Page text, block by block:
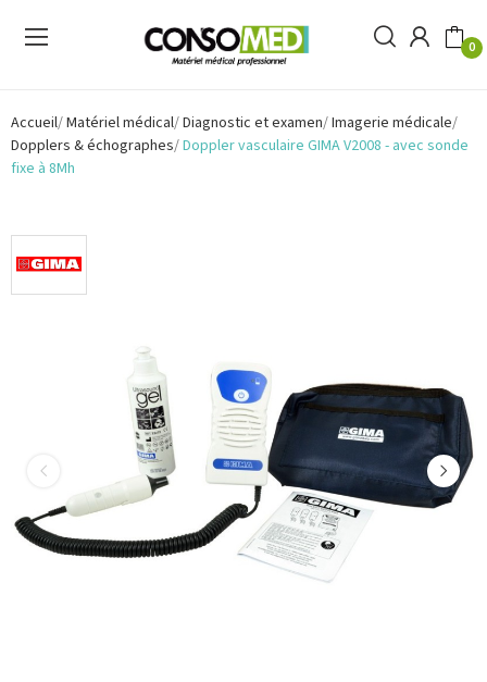
0
Accueil Matériel médical Diagnostic et examen Imagerie médicale
Dopplers & échographes Doppler vasculaire GIMA V2008 - avec sonde
fixe à 8Mh